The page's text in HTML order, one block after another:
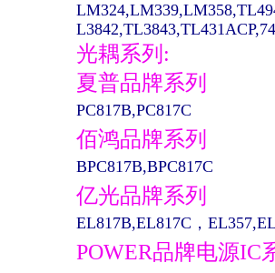
光耦系列:
夏普品牌系列
PC817B,PC817C
佰鸿品牌系列
BPC817B,BPC817C
亿光品牌系列
EL817B,EL817C，
POWER品牌电源IC